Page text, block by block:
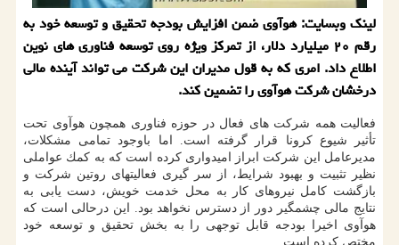
لینك وبسایت: هوآوی ضمن افزایش بودجه تحقیق و توسعه خود به
رقم ۲۰ میلیارد دلار، از تمركز ویژه روی توسعه فناوری های نوین
اطلاع داد. امری كه به قول مدیران این شركت می تواند آینده مالی
درخشان شركت هوآوی را تضمین كند.
فعالیت همه شركت های فعال در حوزه فناوری همچون هوآوی تحت
تأثیر شیوع كرونا قرار گرفته است. اما باوجود تمامی مشكلات،
مدیرعامل این شركت ابراز امیدواری كرده است كه به كمك عواملی
نظیر تثبیت و بهبود شرایط، از سر گیری فعالیتهای روتین شركت و
بازگشت كامل نیروهای كار به محل خدمت خویش، دست یابی به
نتایج مالی چشمگیر دور از دسترس نخواهد بود. این درحالی است كه
هوآوی اخیرا بودجه قابل توجهی را به بخش تحقیق و توسعه خود
مختص كرده است.